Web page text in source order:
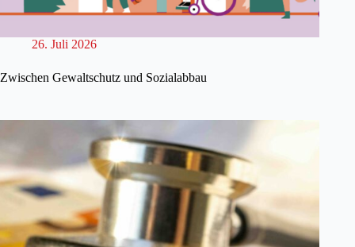
26. Juli 2026
Zwischen Gewaltschutz und Sozialabbau